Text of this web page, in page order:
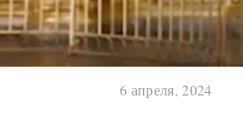
6 апреля, 2024